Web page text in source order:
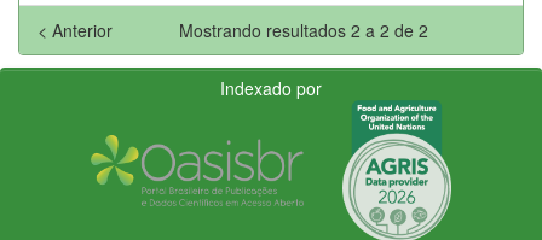
Mostrando resultados 2 a 2 de 2
< Anterior
Indexado por